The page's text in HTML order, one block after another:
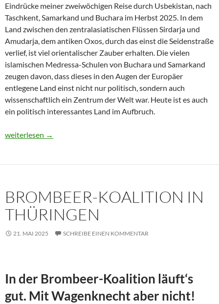
Eindrücke meiner zweiwöchigen Reise durch Usbekistan, nach
Taschkent, Samarkand und Buchara im Herbst 2025. In dem
Land zwischen den zentralasiatischen Flüssen Sirdarja und
Amudarja, dem antiken Oxos, durch das einst die Seidenstraße
verlief, ist viel orientalischer Zauber erhalten. Die vielen
islamischen Medressa-Schulen von Buchara und Samarkand
zeugen davon, dass dieses in den Augen der Europäer
entlegene Land einst nicht nur politisch, sondern auch
wissenschaftlich ein Zentrum der Welt war. Heute ist es auch
ein politisch interessantes Land im Aufbruch.
Usbekistan 2025: Unterwegs in einem Land im Aufbruch
weiterlesen →
BROMBEER-KOALITION IN
THÜRINGEN
21. MAI 2025 SCHREIBE EINEN KOMMENTAR
In der Brombeer-Koalition läuft‘s
gut. Mit Wagenknecht aber nicht!